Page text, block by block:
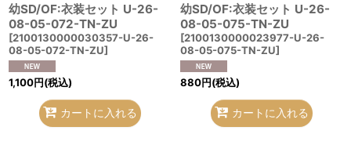
幼SD/OF:衣装セット U-26-
08-05-072-TN-ZU
[2100130000030357-U-26-
08-05-072-TN-ZU]
1,100円(税込)
カートに入れる
幼SD/OF:衣装セット U-26-
08-05-075-TN-ZU
[2100130000023977-U-26-
08-05-075-TN-ZU]
880円(税込)
カートに入れる